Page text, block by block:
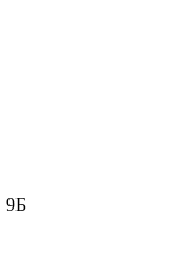
9Б